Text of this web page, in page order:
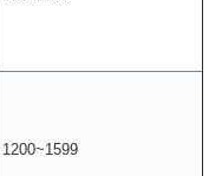
1200~1599